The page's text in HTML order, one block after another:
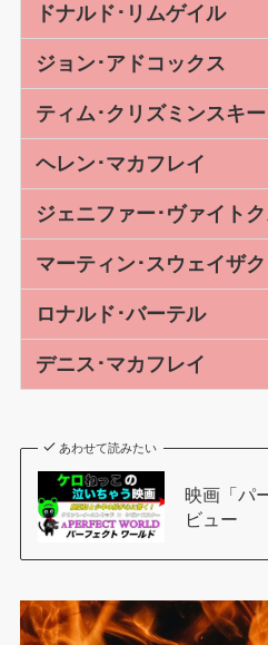
ドナルド･リムゲイル
ジョン･アドコックス
ティム･クリズミンスキー
ヘレン･マカフレイ
ジェニファー･ヴァイトク
マーティン･スウェイザク
ロナルド･バーテル
デニス･マカフレイ
あわせて読みたい
映画「パ
ビュー